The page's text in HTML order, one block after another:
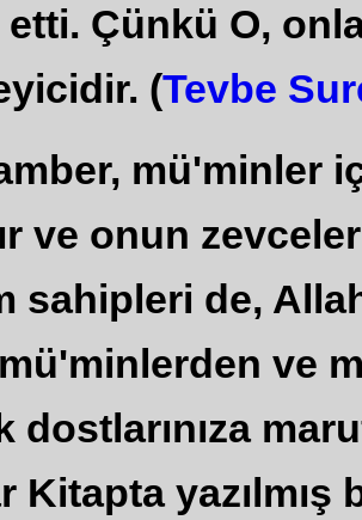
Çünkü O,
(Tevbe
mü'minler
ve onun
sahipleri de,
ve
dostlarınıza
Kitapta yazılmış